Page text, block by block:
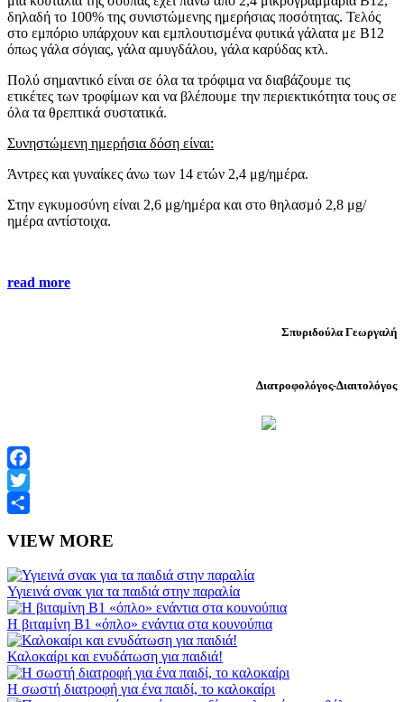
δηλαδή το 100% της συνιστώμενης ημερήσιας ποσότητας. Τελός
στο εμπόριο υπάρχουν και εμπλουτισμένα φυτικά γάλατα με Β12
όπως γάλα σόγιας, γάλα αμυγδάλου, γάλα καρύδας κτλ.
Πολύ σημαντικό είναι σε όλα τα τρόφιμα να διαβάζουμε τις
ετικέτες των τροφίμων και να βλέπουμε την περιεκτικότητα τους σε
όλα τα θρεπτικά συστατικά.
Συνηστώμενη ημερήσια δόση είναι:
Άντρες και γυναίκες άνω των 14 ετών 2,4 μg/ημέρα.
Στην εγκυμοσύνη είναι 2,6 μg/ημέρα και στο θηλασμό 2,8 μg/
ημέρα αντίστοιχα.
read more
Σπυριδούλα Γεωργαλή
Διατροφολόγος-Διαιτολόγος
Facebook
Twitter
VIEW MORE
Υγιεινά σνακ για τα παιδιά στην παραλία
Η βιταμίνη Β1 «όπλο» ενάντια στα κουνούπια
Καλοκαίρι και ενυδάτωση για παιδιά!
Η σωστή διατροφή για ένα παιδί, το καλοκαίρι